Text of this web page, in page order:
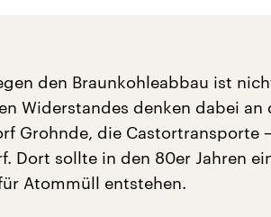
den Braunkohleabbau ist
Widerstandes denken dabei an
Grohnde, die Castortransporte –
Dort sollte in den 80er Jahren
Atommüll entstehen.